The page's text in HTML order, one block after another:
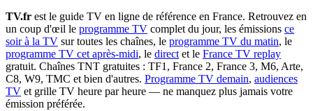
TV.fr est le guide TV en ligne de référence en France. Retrouvez en
un coup d'œil le programme TV complet du jour, les émissions ce
soir à la TV sur toutes les chaînes, le programme TV du matin, le
programme TV cet après-midi, le direct et le France TV replay
gratuit. Chaînes TNT gratuites : TF1, France 2, France 3, M6, Arte,
C8, W9, TMC et bien d'autres. Programme TV demain, audiences
TV et grille TV heure par heure — ne manquez plus jamais votre
émission préférée.